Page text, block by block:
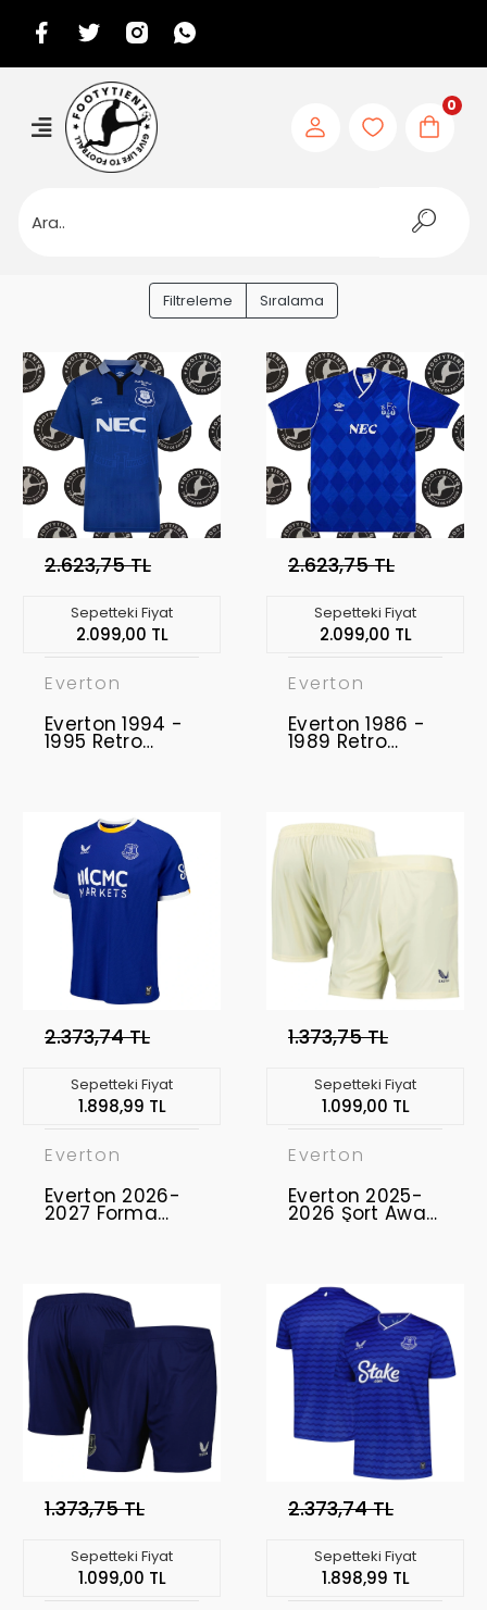
0
Filtreleme Sıralama
2.623,75 TL
Sepetteki Fiyat
2.099,00 TL
Everton
Everton 1994 -
1995 Retro
2.623,75 TL
Sepetteki Fiyat
2.099,00 TL
Everton
Everton 1986 -
1989 Retro
2.373,74 TL
Sepetteki Fiyat
1.898,99 TL
Everton
Everton 2026-
2027 Forma
1.373,75 TL
Sepetteki Fiyat
1.099,00 TL
Everton
Everton 2025-
2026 Şort Away
1.373,75 TL
Sepetteki Fiyat
1.099,00 TL
2.373,74 TL
Sepetteki Fiyat
1.898,99 TL